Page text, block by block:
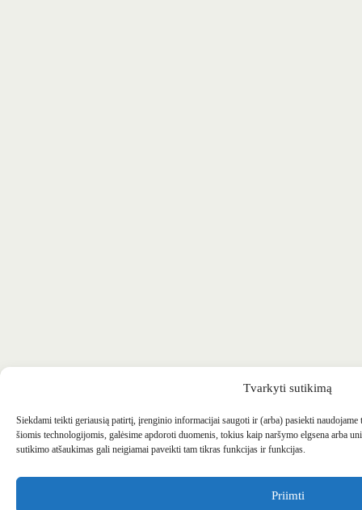
Tvarkyti sutikimą
Siekdami teikti geriausią patirtį, įrenginio informacijai saugoti ir (arba) pasiekti
šiomis technologijomis, galėsime apdoroti duomenis, tokius kaip naršymo elgsena arba
sutikimo atšaukimas gali neigiamai paveikti tam tikras funkcijas ir funkcijas.
Priimti